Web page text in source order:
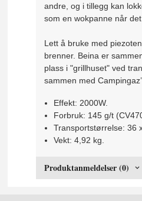
andre, og i tillegg kan
som en wokpanne når
Lett å bruke med
brenner. Beina er
plass i "grillhuset" ved
sammen med
Effekt: 2000W.
Forbruk: 145 g/t
Transportstørrelse: 36
Vekt: 4,92 kg.
Produktanmeldelser (0)